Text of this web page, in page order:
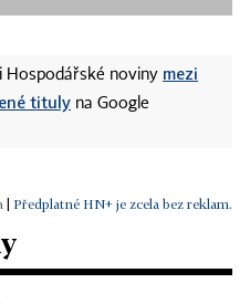
Hospodářské noviny mezi
tituly na Google
Předplatné HN+ je zcela bez reklam.